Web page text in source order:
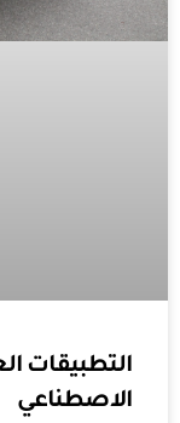
التطبيقات
الاصطناعي